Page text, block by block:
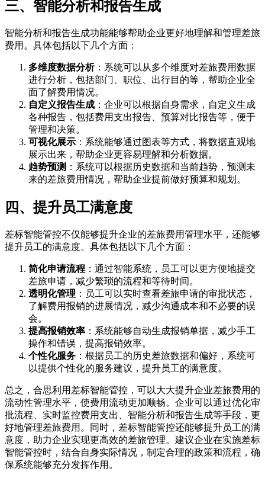
三、智能分析和报告生成
智能分析和报告生成功能能够帮助企业更好地理解和管理差旅
费用。具体包括以下几个方面：
多维度数据分析：系统可以从多个维度对差旅费用数据
进行分析，包括部门、职位、出行目的等，帮助企业全
面了解费用情况。
自定义报告生成 ：企业可以根据自身需求，自定义生成
各种报告，包括费用支出报告、预算对比报告等，便于
管理和决策。
可视化展示 ：系统能够通过图表等方式，将数据直观地
展示出来，帮助企业更容易理解和分析数据。
趋势预测 ：系统可以根据历史数据和当前趋势，预测未
来的差旅费用情况，帮助企业提前做好预算和规划。
四、提升员工满意度
差标智能管控不仅能够提升企业的差旅费用管理水平，还能够
提升员工的满意度。具体包括以下几个方面：
简化申请流程 ：通过智能系统，员工可以更方便地提交
差旅申请，减少繁琐的流程和等待时间。
透明化管理 ：员工可以实时查看差旅申请的审批状态，
了解费用报销的进展情况，减少沟通成本和不必要的误
会。
提高报销效率 ：系统能够自动生成报销单据，减少手工
操作和错误，提高报销效率。
个性化服务 ：根据员工的历史差旅数据和偏好，系统可
以提供个性化的服务建议，提升员工的满意度。
总之，合思利用差标智能管控，可以大大提升企业差旅费用的
流动性管理水平，使费用流动更加顺畅。企业可以通过优化审
批流程、实时监控费用支出、智能分析和报告生成等手段，更
好地管理差旅费用。同时，差标智能管控还能够提升员工的满
意度，助力企业实现更高效的差旅管理。建议企业在实施差标
智能管控时，结合自身实际情况，制定合理的政策和流程，确
保系统能够充分发挥作用。